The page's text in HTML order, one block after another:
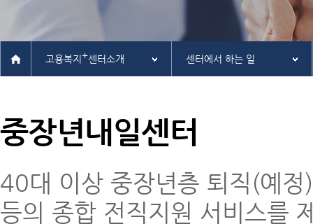
고용복지 +센터소개 센터에서 하는 일
중장년내일센터
40대 이상 중장년층 퇴직(예
등의 종합 전직지원 서비스를